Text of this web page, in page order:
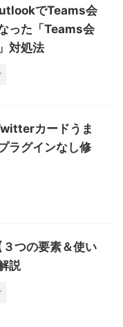
でTeams会
った「Teams会
対処法
カードうま
ラグインなし修
つの要素＆使い
説